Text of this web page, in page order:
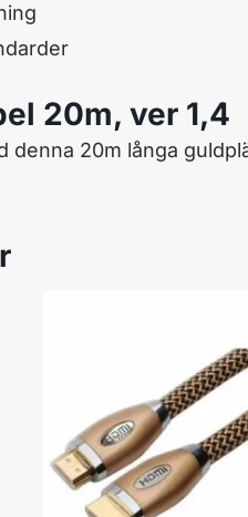
20m, ver 1,4
denna 20m långa